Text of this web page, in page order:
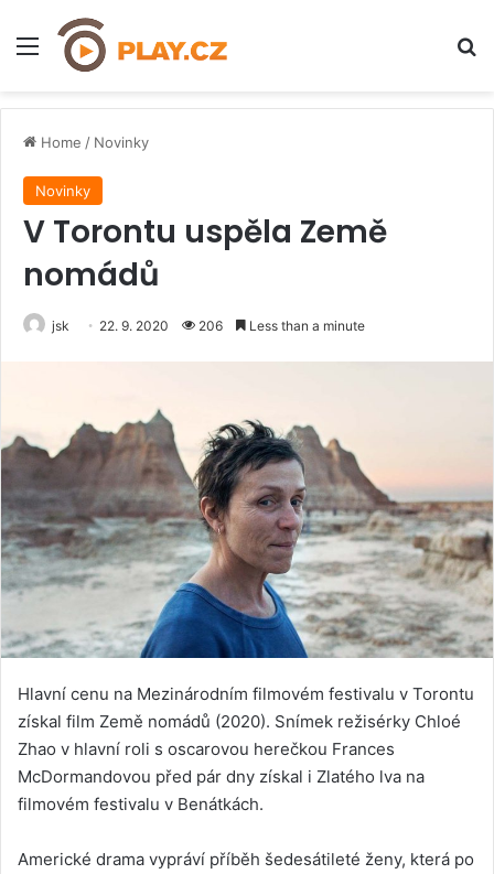
Menu
Home / Novinky
Novinky
V Torontu uspěla Země
nomádů
jsk 22. 9. 2020 206 Less than a minute
Hlavní cenu na Mezinárodním filmovém festivalu v Torontu
získal film Země nomádů (2020). Snímek režisérky Chloé
Zhao v hlavní roli s oscarovou herečkou Frances
McDormandovou před pár dny získal i Zlatého lva na
filmovém festivalu v Benátkách.
Americké drama vypráví příběh šedesátileté ženy, která po